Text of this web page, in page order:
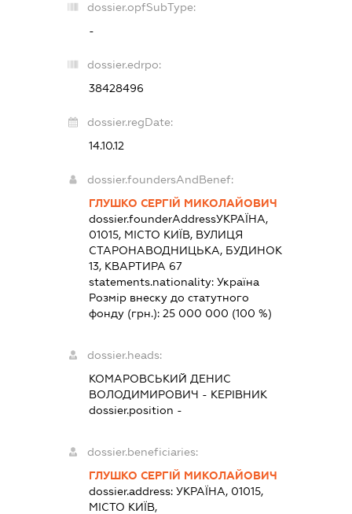
dossier.opfSubType:
-
dossier.edrpo:
38428496
dossier.regDate:
14.10.12
dossier.foundersAndBenef:
ГЛУШКО СЕРГІЙ МИКОЛАЙОВИЧ
dossier.founderAddressУКРАЇНА,
01015, МІСТО КИЇВ, ВУЛИЦЯ
СТАРОНАВОДНИЦЬКА, БУДИНОК
13, КВАРТИРА 67
statements.nationality:Україна
Розмір внеску до статутного
фонду (грн.):25 000 000 (100 %)
dossier.heads:
КОМАРОВСЬКИЙ ДЕНИС
ВОЛОДИМИРОВИЧ - КЕРІВНИК
dossier.position -
dossier.beneficiaries:
ГЛУШКО СЕРГІЙ МИКОЛАЙОВИЧ
dossier.address:УКРАЇНА, 01015,
МІСТО КИЇВ,